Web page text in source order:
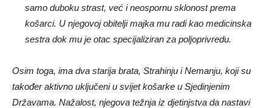
samo duboku strast, već i neospornu sklonost prema
košarci. U njegovoj obitelji majka mu radi kao medicinska
sestra dok mu je otac specijaliziran za poljoprivredu.
Osim toga, ima dva starija brata, Strahinju i Nemanju, koji su
također aktivno uključeni u svijet košarke u Sjedinjenim
Državama. Nažalost, njegova težnja iz djetinjstva da nastavi